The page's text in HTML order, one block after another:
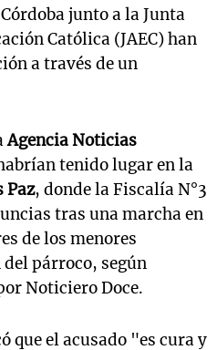
junto a la Junta
Católica (JAEC) han
a través de un
Agencia Noticias
tenido lugar en la
Paz, donde la Fiscalía N°3
tras una marcha en
de los menores
párroco, según
Noticiero Doce.
que el acusado "es cura y